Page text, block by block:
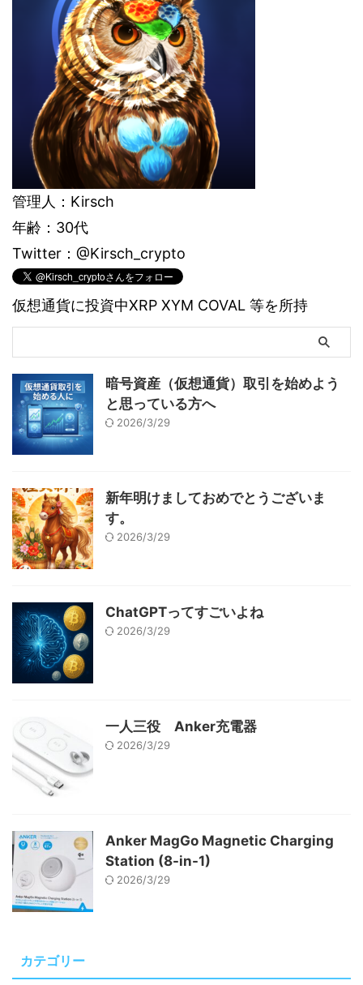
管理人：Kirsch
年齢：30代
Twitter：@Kirsch_crypto
仮想通貨に投資中XRP XYM COVAL 等を所持
暗号資産（仮想通貨）取引を始めよう
と思っている方へ
2026/3/29
新年明けましておめでとうございま
す。
2026/3/29
ChatGPTってすごいよね
2026/3/29
一人三役 Anker充電器
2026/3/29
Anker MagGo Magnetic Charging
Station (8-in-1)
2026/3/29
カテゴリー